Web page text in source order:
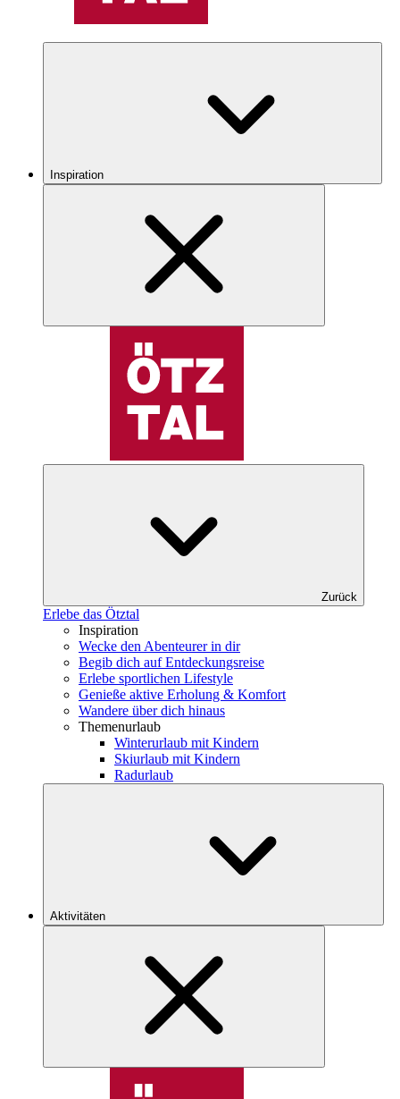
Inspiration
Zurück
Erlebe das Ötztal
Inspiration
Wecke den Abenteurer in dir
Begib dich auf Entdeckungsreise
Erlebe sportlichen Lifestyle
Genieße aktive Erholung & Komfort
Wandere über dich hinaus
Themenurlaub
Winterurlaub mit Kindern
Skiurlaub mit Kindern
Radurlaub
Aktivitäten